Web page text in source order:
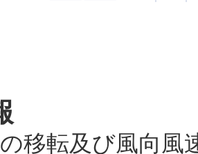
移転及び風向風